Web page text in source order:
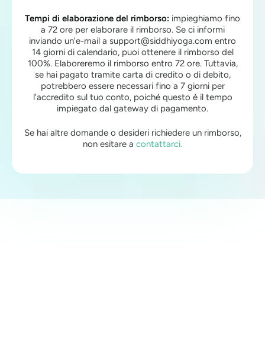
Tempi di elaborazione del rimborso: impieghiamo fino
a 72 ore per elaborare il rimborso. Se ci informi
inviando un'e-mail a support@siddhiyoga.com entro
14 giorni di calendario, puoi ottenere il rimborso del
100%. Elaboreremo il rimborso entro 72 ore. Tuttavia,
se hai pagato tramite carta di credito o di debito,
potrebbero essere necessari fino a 7 giorni per
l'accredito sul tuo conto, poiché questo è il tempo
impiegato dal gateway di pagamento.
Se hai altre domande o desideri richiedere un rimborso,
non esitare a contattarci.